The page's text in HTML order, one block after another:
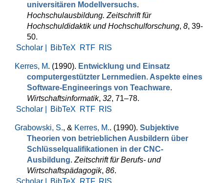
universitären Modellversuchs.
Hochschulausbildung. Zeit­schrift für
Hochschuldidaktik und Hochschulforschung, 8, 39-
50.
Scholar |
BibTeX RTF RIS
Kerres, M. (1990). Entwicklung und Einsatz
computergestützter Lernmedien. Aspekte eines
Software-Engineerings von Teachware.
Wirtschaftsinformatik, 32, 71–78.
Scholar |
BibTeX RTF RIS
Grabowski, S., & Kerres, M.. (1990). Subjektive
Theorien von be­trieblichen Ausbil­dern über
Schlüsselqualifikationen in der CNC-
Ausbildung. Zeitschrift für Berufs- und
Wirtschaftspädagogik, 86.
Scholar |
BibTeX RTF RIS